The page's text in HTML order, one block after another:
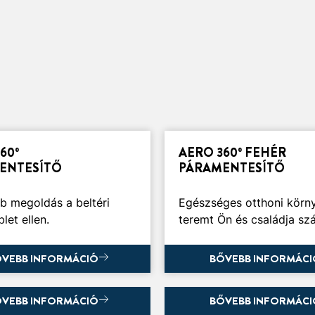
TANÁCS A PÁRA
a pára és néhány
olvasásA PÁRA ÉS NEM
HATÁSAINAK
4 módszer a
megoldás a beltéri
ellen.
INFORMÁCIÓ
AERO 360º FEHÉR
PÁRAMENTESÍTŐ
Egészséges otthoni
teremt Ön és családja
BŐVEBB
INFORMÁCIÓ AERO 360°
BŐVEBB